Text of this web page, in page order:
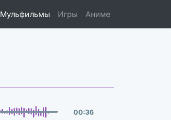
Мульфильмы Игры Аниме
00:36